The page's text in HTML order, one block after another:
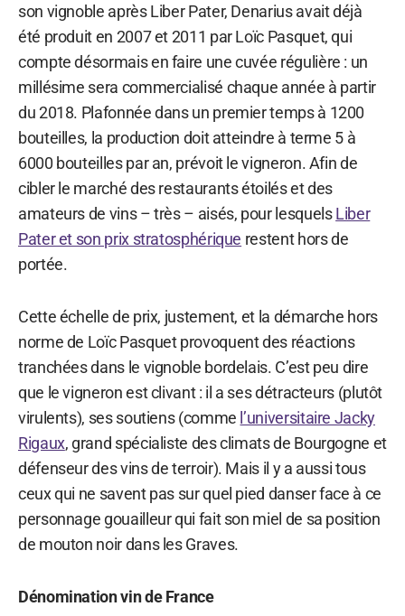
son vignoble après Liber Pater, Denarius avait déjà
été produit en 2007 et 2011 par Loïc Pasquet, qui
compte désormais en faire une cuvée régulière : un
millésime sera commercialisé chaque année à partir
du 2018. Plafonnée dans un premier temps à 1200
bouteilles, la production doit atteindre à terme 5 à
6000 bouteilles par an, prévoit le vigneron. Afin de
cibler le marché des restaurants étoilés et des
amateurs de vins – très – aisés, pour lesquelsLiber
Pater et son prix stratosphérique restent hors de
portée.
Cette échelle de prix, justement, et la démarche hors
norme de Loïc Pasquet provoquent des réactions
tranchées dans le vignoble bordelais. C’est peu dire
que le vigneron est clivant : il a ses détracteurs (plutôt
virulents), ses soutiens (comme l’universitaire Jacky
Rigaux, grand spécialiste des climats de Bourgogne et
défenseur des vins de terroir). Mais il y a aussi tous
ceux qui ne savent pas sur quel pied danser face à ce
personnage gouailleur qui fait son miel de sa position
de mouton noir dans les Graves.
Dénomination vin de France